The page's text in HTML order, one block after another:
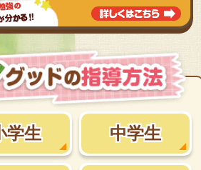
学生 中学生